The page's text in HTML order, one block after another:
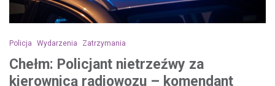
Policja Wydarzenia Zatrzymania
Chełm: Policjant nietrzeźwy za
kierownicą radiowozu – komendant